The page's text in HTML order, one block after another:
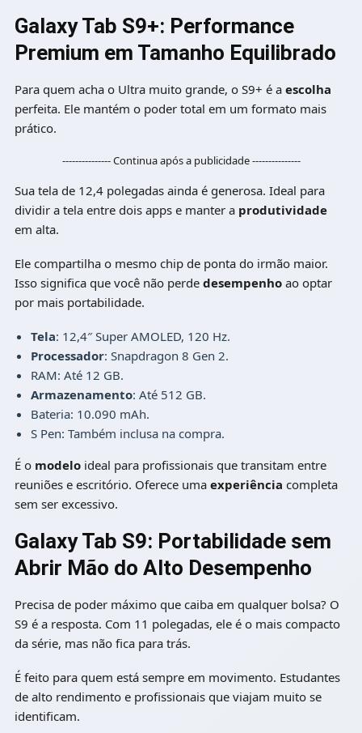
Galaxy Tab S9+: Performance
Premium em Tamanho Equilibrado
Para quem acha o Ultra muito grande, o S9+ é a escolha
perfeita. Ele mantém o poder total em um formato mais
prático.
--------------- Continua após a publicidade ---------------
Sua tela de 12,4 polegadas ainda é generosa. Ideal para
dividir a tela entre dois apps e manter a produtividade
em alta.
Ele compartilha o mesmo chip de ponta do irmão maior.
Isso significa que você não perde desempenhoao optar
por mais portabilidade.
Tela: 12,4″ Super AMOLED, 120 Hz.
Processador: Snapdragon 8 Gen 2.
RAM: Até 12 GB.
Armazenamento: Até 512 GB.
Bateria: 10.090 mAh.
S Pen: Também inclusa na compra.
É o modeloideal para profissionais que transitam entre
reuniões e escritório. Oferece uma experiência completa
sem ser excessivo.
Galaxy Tab S9: Portabilidade sem
Abrir Mão do Alto Desempenho
Precisa de poder máximo que caiba em qualquer bolsa? O
S9 é a resposta. Com 11 polegadas, ele é o mais compacto
da série, mas não fica para trás.
É feito para quem está sempre em movimento. Estudantes
de alto rendimento e profissionais que viajam muito se
identificam.